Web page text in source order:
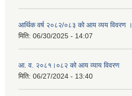
आर्थिक वर्ष २०८२/०८३ को आय व्यय विवरण ।
मिति: 06/30/2025 - 14:07
आ. व. २०८१।०८२ को आय व्याय विवरण
मिति: 06/27/2024 - 13:40